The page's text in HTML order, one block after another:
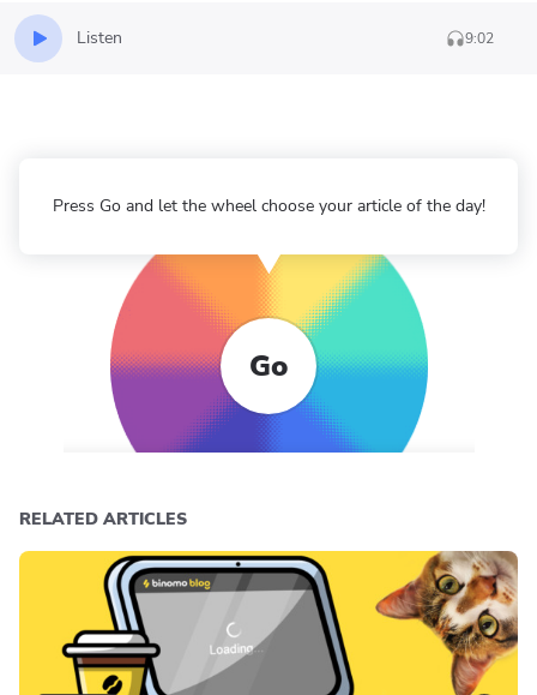
Listen 9:02
Go
Press Go and let the wheel choose your article of the day!
RELATED ARTICLES